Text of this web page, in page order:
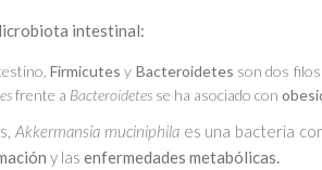
intestinal:
,Firmicutes y Bacteroidetes son dos
frente a Bacteroidetes se ha asociado con
Akkermansia muciniphilaes una bacteria
y lasenfermedades metabólicas.